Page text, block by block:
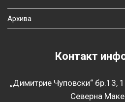
Архива
Контакт
„Димитрие Чуповски“ бр.13,
Северна